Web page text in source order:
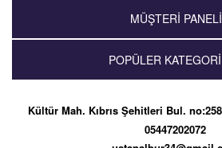
MÜŞTERİ PANELİ
POPÜLER
Kültür Mah. Kıbrıs Şehitleri Bul.
05447202072